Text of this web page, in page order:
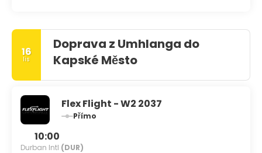
16
lis
Doprava z Umhlanga do
Kapské Město
Flex Flight - W2 2037
Přímo
10:00
Durban Intl (DUR)